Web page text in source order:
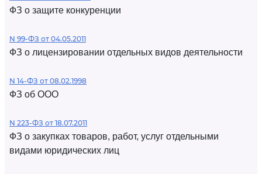
ФЗ о защите конкуренции
N 99-ФЗ от 04.05.2011
ФЗ о лицензировании отдельных видов деятельности
N 14-ФЗ от 08.02.1998
ФЗ об ООО
N 223-ФЗ от 18.07.2011
ФЗ о закупках товаров, работ, услуг отдельными
видами юридических лиц